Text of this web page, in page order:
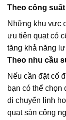
Theo công
Những khu vực
ưu tiên quạt có
tăng khả năng
Theo nhu cầu
Nếu cần đặt cố
bạn có thể chọn
di chuyển linh
quạt sàn công